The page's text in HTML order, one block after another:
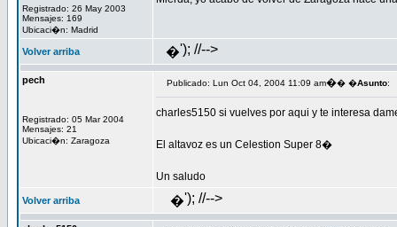
Registrado: 26 May 2003
Mensajes: 169
Ubicaci�n: Madrid
Volver arriba �'); //-->
pech
Registrado: 05 Mar 2004
Mensajes: 21
Ubicaci�n: Zaragoza
Publicado: Lun Oct 04, 2004 11:09 am�� �Asunto:
charles5150 si vuelves por aqui y te interesa
El altavoz es un Celestion Super 8�
Un saludo
Volver arriba �'); //-->